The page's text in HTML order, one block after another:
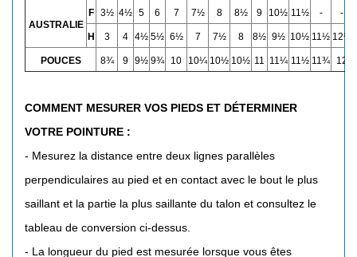
AUSTRALIE
F 3½ 4½ 5 6 7 7½ 8 8½ 9 10½ 11 ½ - -
H 3 4 4½ 5½ 6½ 7 7½ 8 8½ 9½ 10½ 11 ½ 12½
POUCES 8¾ 9 9½ 9¾ 10 10¼ 10½ 10½ 11 11¼ 11½ 11¾ 12
COMMENT MESURER VOS PIEDS ET DÉTERMINER
VOTRE POINTURE :
- Mesurez la distance entre deux lignes parallèles
perpendiculaires au pied et en contact avec le bout le plus
saillant et la partie la plus saillante du talon et consultez le
tableau de conversion ci-dessus.
- La longueur du pied est mesurée lorsque vous êtes